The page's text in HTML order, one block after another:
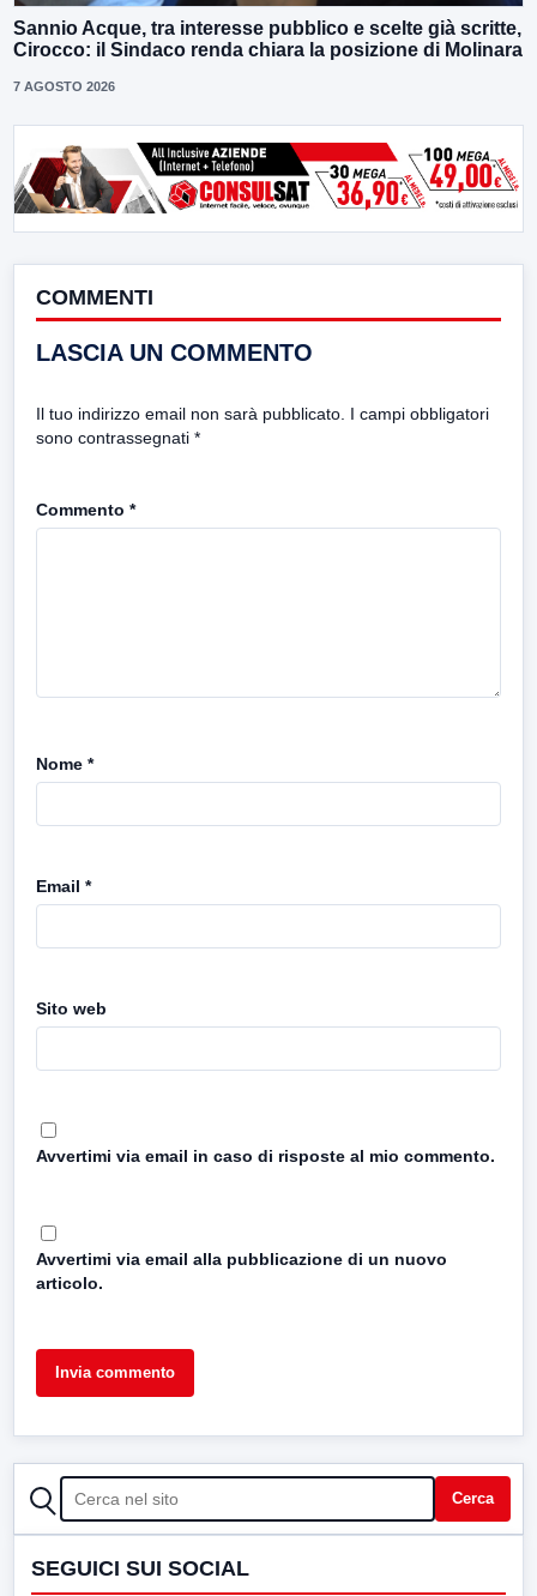
Sannio Acque, tra interesse pubblico e scelte già scritte,
Cirocco: il Sindaco renda chiara la posizione di Molinara
7 AGOSTO 2026
COMMENTI
LASCIA UN COMMENTO
Il tuo indirizzo email non sarà pubblicato. I campi obbligatori
sono contrassegnati *
Commento *
Nome *
Email *
Sito web
Avvertimi via email in caso di risposte al mio commento.
Avvertimi via email alla pubblicazione di un nuovo
articolo.
CERCA Cerca
SEGUICI SUI SOCIAL